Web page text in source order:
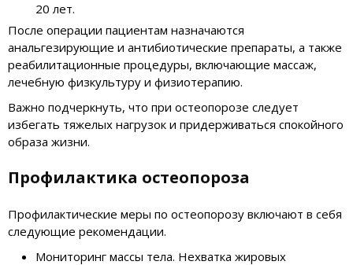
20 лет.
После операции пациентам назначаются
анальгезирующие и антибиотические препараты, а также
реабилитационные процедуры, включающие массаж,
лечебную физкультуру и физиотерапию.
Важно подчеркнуть, что при остеопорозе следует
избегать тяжелых нагрузок и придерживаться спокойного
образа жизни.
Профилактика остеопороза
Профилактические меры по остеопорозу включают в себя
следующие рекомендации.
Мониторинг массы тела. Нехватка жировых